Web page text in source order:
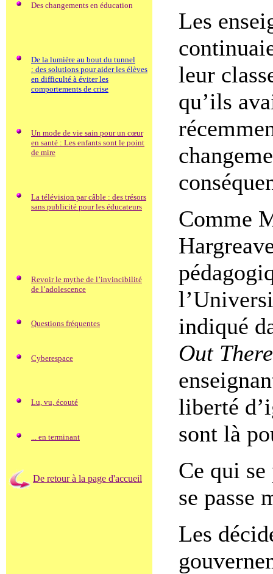
Des changements en éducation
De la lumière au bout du tunnel
: des solutions pour aider les élèves
en difficulté à éviter les
comportements de crise
Un mode de vie sain pour un cœur
en santé : Les enfants sont le point
de mire
La télévision par câble : des trésors
sans publicité pour les éducateurs
Revoir le mythe de l’invincibilité
de l’adolescence
Questions fréquentes
Cyberespace
Lu, vu, écouté
... en terminant
De retour à la page d'accueil
Les
leur
qu’ils
Comme
indiqué
Out
liberté
sont là
Ce qui
se passe
Les